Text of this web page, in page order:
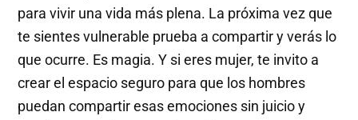
para vivir una vida más plena. La próxima vez que
te sientes vulnerable prueba a compartir y verás lo
que ocurre. Es magia. Y si eres mujer, te invito a
crear el espacio seguro para que los hombres
puedan compartir esas emociones sin juicio y